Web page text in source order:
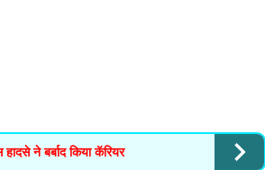
ने बर्बाद किया कॅरियर